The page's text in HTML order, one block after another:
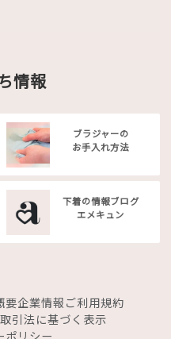
情報
ブラジャーの
お手入れ方法
下着の情報ブログ
エメキュン
要企業情報 ご利用規約
引法に基づく表示